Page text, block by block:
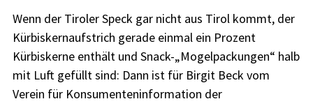
Wenn der Tiroler Speck gar nicht aus Tirol kommt, der
Kürbiskernaufstrich gerade einmal ein Prozent
Kürbiskerne enthält und Snack-„Mogelpackungen“ halb
mit Luft gefüllt sind: Dann ist für Birgit Beck vom
Verein für Konsumenteninformation der